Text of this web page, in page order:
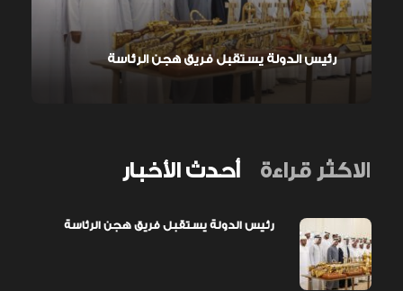
رئيس الدولة يستقبل فريق هجن الرئاسة
أحدث الأخبار الاكثر قراءة